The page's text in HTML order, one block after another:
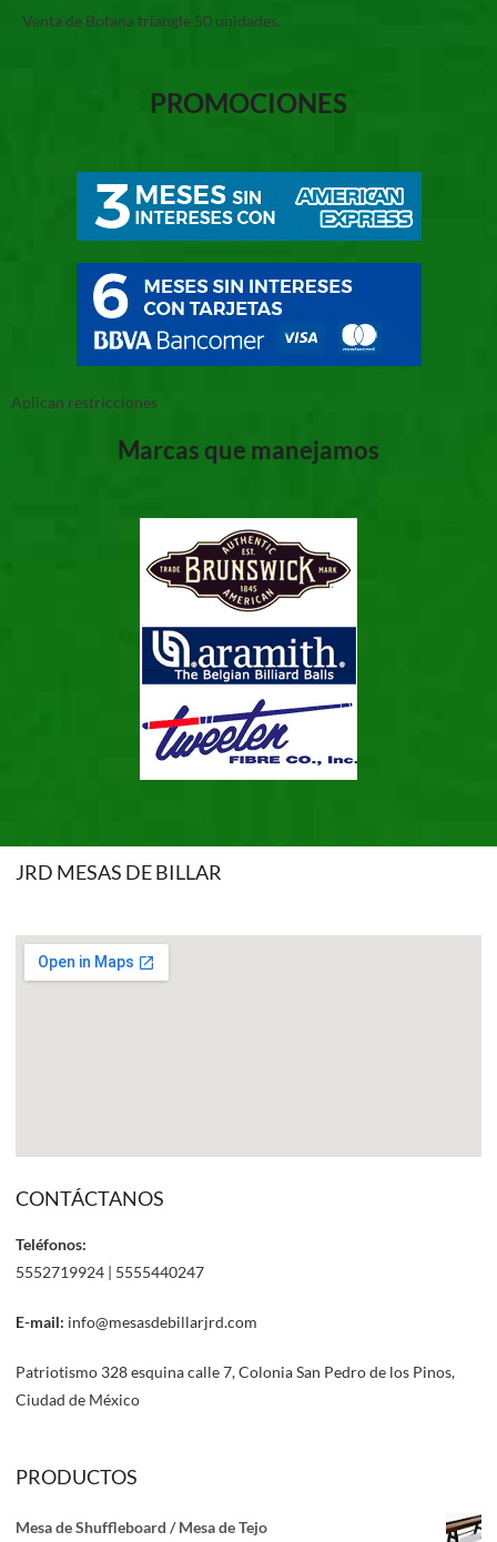
Venta de Botana triangle 50 unidades.
PROMOCIONES
Aplican restricciones
Marcas que manejamos
JRD MESAS DE BILLAR
CONTÁCTANOS
Teléfonos:
5552719924 | 5555440247
E-mail: info@mesasdebillarjrd.com
Patriotismo 328 esquina calle 7, Colonia San Pedro de los Pinos,
Ciudad de México
PRODUCTOS
Mesa de Shuffleboard / Mesa de Tejo